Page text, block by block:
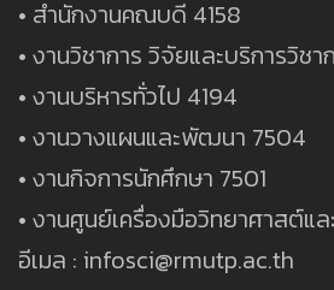
• สำนักงานคณบดี 4158
• งานวิชาการ วิจัยและบริการวิชา
• งานบริหารทั่วไป 4194
• งานวางแผนและพัฒนา 7504
• งานกิจการนักศึกษา 7501
• งานศูนย์เครื่องมือวิทยาศาสต์แ
อีเมล : infosci@rmutp.ac.th